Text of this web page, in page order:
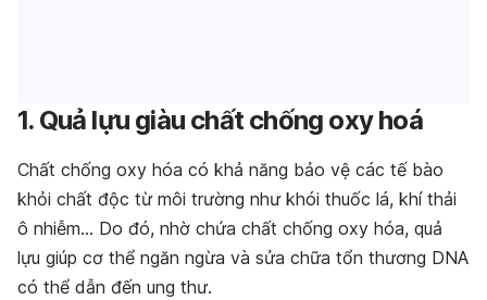
1. Quả lựu giàu chất chống oxy hoá
Chất chống oxy hóa có khả năng bảo vệ các tế bào
khỏi chất độc từ môi trường như khói thuốc lá, khí thải
ô nhiễm… Do đó, nhờ chứa chất chống oxy hóa, quả
lựu giúp cơ thể ngăn ngừa và sửa chữa tổn thương DNA
có thể dẫn đến ung thư.